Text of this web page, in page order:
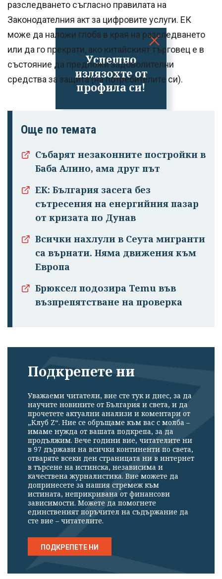
Успешно
излязохте от
профила си!
разследването съгласно правилата на
Законодателния акт за цифровите услуги. ЕК
може да наложи глоба в края на разследването
или да го прекрати, ако китайският търговец е в
състояние да предложи задоволителни
средства за защита (на потребителите си).
Още по темата
Събарят незаконните постройки в
Баба Алино, ама друг път
ЕК: България засега без
сътресения на енергийния пазар
от кризата по Дунав
Всички нахлули в Сеута мигранти
са върнати. Няма движения към
Европа
Брюксел подозира Temu във
възпрепятстване на проверка
Подкрепете ни
Уважаеми читатели, вие сте тук и днес, за да
научите новините от България и света, и да
прочетете актуални анализи и коментари от
„Клуб Z“. Ние се обръщаме към вас с молба –
имаме нужда от вашата подкрепа, за да
продължим. Вече години вие, читателите ни
в 97 държави на всички континенти по света,
отваряте всеки ден страницата ни в интернет
в търсене на истинска, независима и
качествена журналистика. Вие можете да
допринесете за нашия стремеж към
истината, неприкривана от финансови
зависимости. Можете да помогнете
единственият поръчител на съдържание да
сте вие – читателите.
ПОДКРЕПЕТЕ НИ